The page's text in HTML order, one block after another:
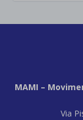
MAMI –
Via